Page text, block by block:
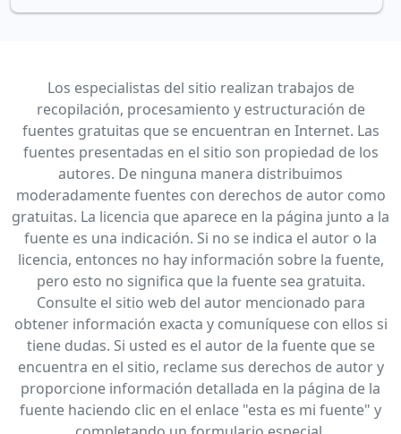
Los especialistas del sitio realizan trabajos de
recopilación, procesamiento y estructuración de
fuentes gratuitas que se encuentran en Internet. Las
fuentes presentadas en el sitio son propiedad de los
autores. De ninguna manera distribuimos
moderadamente fuentes con derechos de autor como
gratuitas. La licencia que aparece en la página junto a la
fuente es una indicación. Si no se indica el autor o la
licencia, entonces no hay información sobre la fuente,
pero esto no significa que la fuente sea gratuita.
Consulte el sitio web del autor mencionado para
obtener información exacta y comuníquese con ellos si
tiene dudas. Si usted es el autor de la fuente que se
encuentra en el sitio, reclame sus derechos de autor y
proporcione información detallada en la página de la
fuente haciendo clic en el enlace "esta es mi fuente" y